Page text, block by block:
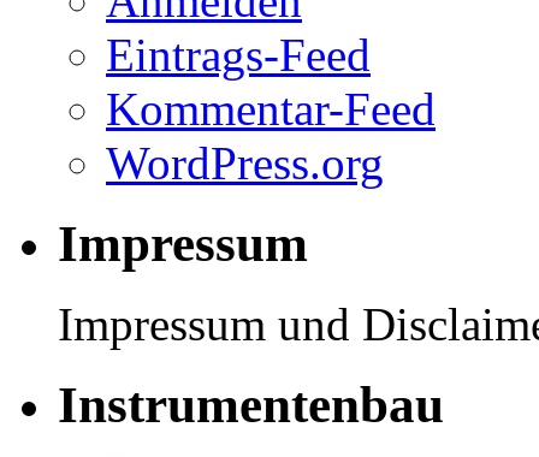
Eintrags-Feed
Kommentar-Feed
WordPress.org
Impressum
Impressum und
Instrumentenbau